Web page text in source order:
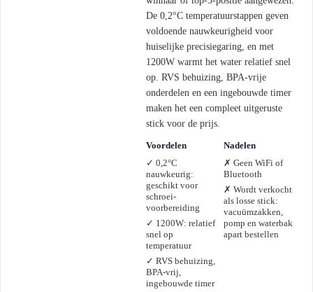
De 0,2°C temperatuurstappen geven
voldoende nauwkeurigheid voor
huiselijke precisiegaring, en met
1200W warmt het water relatief snel
op. RVS behuizing, BPA-vrije
onderdelen en een ingebouwde timer
maken het een compleet uitgeruste
stick voor de prijs.
Voordelen
✓ 0,2°C
nauwkeurig:
geschikt voor
schroei-
voorbereiding
✓ 1200W: relatief
snel op
temperatuur
✓ RVS behuizing,
BPA-vrij,
ingebouwde timer
Nadelen
✗ Geen WiFi of
Bluetooth
✗ Wordt verkocht
als losse stick:
vacuümzakken,
pomp en waterbak
apart bestellen